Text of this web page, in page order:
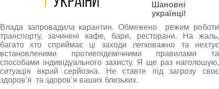
Шановні
українці!
Влада запровадила карантин. Обмежено режим роботи
транспорту, зачинені кафе, бари, ресторани. На жаль,
багато хто сприймає ці заходи легковажно та нехтує
встановленими протиепідемічними правилами та
способами індивідуального захисту. Я ще раз наголошую,
ситуація вкрай серйозна. Не ставте під загрозу своє
здоров’я та здоров’я ваших близьких.